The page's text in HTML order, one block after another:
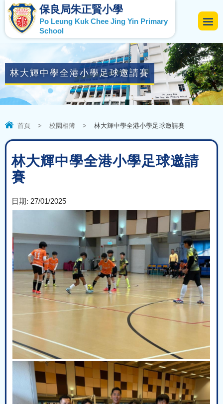
保良局朱正賢小學
Po Leung Kuk Chee Jing Yin Primary
School
林大輝中學全港小學足球邀請賽
首頁 > 校園相簿 > 林大輝中學全港小學足球邀請賽
林大輝中學全港小學足球邀請
賽
日期: 27/01/2025